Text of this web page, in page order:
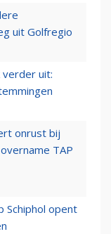
uit Golfregio
uit:
onrust bij
TAP
Schiphol opent